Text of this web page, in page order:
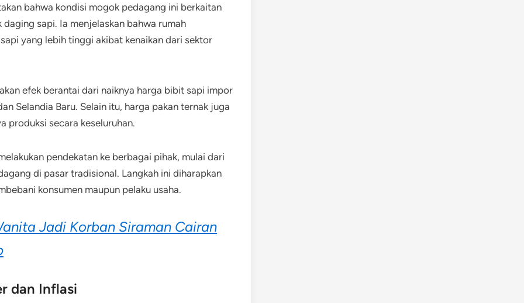
bahwa kondisi mogok pedagang ini berkaitan
sapi. Ia menjelaskan bahwa rumah
yang lebih tinggi akibat kenaikan dari sektor
efek berantai dari naiknya harga bibit sapi impor
Selandia Baru. Selain itu, harga pakan ternak juga
produksi secara keseluruhan.
pendekatan ke berbagai pihak, mulai dari
di pasar tradisional. Langkah ini diharapkan
konsumen maupun pelaku usaha.
Jadi Korban Siraman Cairan
dan Inflasi